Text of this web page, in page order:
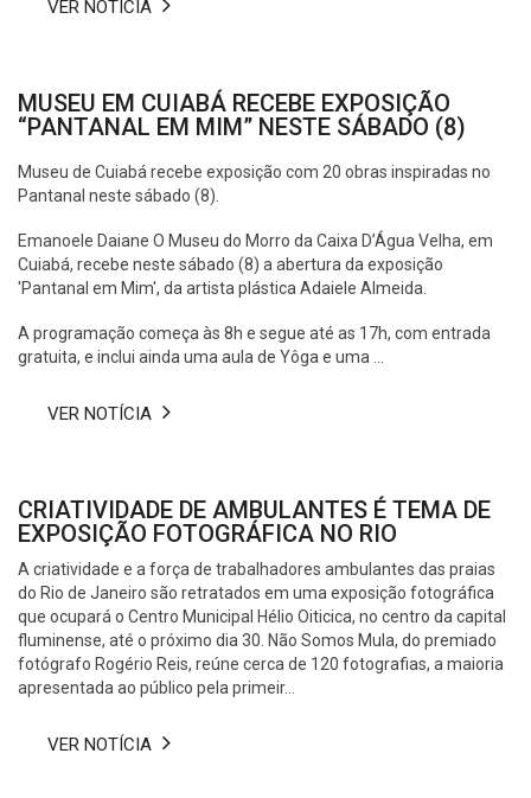
VER NOTÍCIA
MUSEU EM CUIABÁ RECEBE EXPOSIÇÃO
“PANTANAL EM MIM” NESTE SÁBADO (8)
Museu de Cuiabá recebe exposição com 20 obras inspiradas no
Pantanal neste sábado (8).
Emanoele Daiane O Museu do Morro da Caixa D’Água Velha, em
Cuiabá, recebe neste sábado (8) a abertura da exposição
'Pantanal em Mim', da artista plástica Adaiele Almeida.
A programação começa às 8h e segue até as 17h, com entrada
gratuita, e inclui ainda uma aula de Yôga e uma ...
VER NOTÍCIA
CRIATIVIDADE DE AMBULANTES É TEMA DE
EXPOSIÇÃO FOTOGRÁFICA NO RIO
A criatividade e a força de trabalhadores ambulantes das praias
do Rio de Janeiro são retratados em uma exposição fotográfica
que ocupará o Centro Municipal Hélio Oiticica, no centro da capital
fluminense, até o próximo dia 30. Não Somos Mula, do premiado
fotógrafo Rogério Reis, reúne cerca de 120 fotografias, a maioria
apresentada ao público pela primeir...
VER NOTÍCIA